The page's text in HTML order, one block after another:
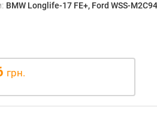
BMW Longlife-17 FE+, Ford WSS-
грн.